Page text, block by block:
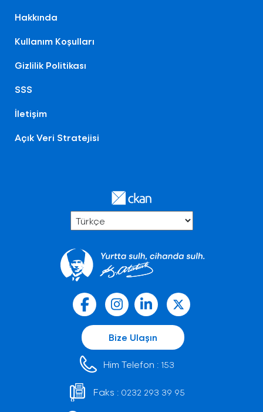
Hakkında
Kullanım Koşulları
Gizlilik Politikası
SSS
İletişim
Açık Veri Stratejisi
Bize Ulaşın
Him Telefon : 153
Faks : 0232 293 39 95